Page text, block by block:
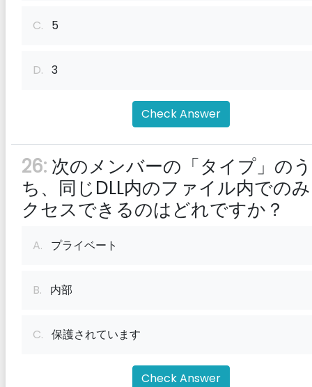
C. 5
D. 3
Check Answer
26: 次のメンバーの「タイプ」のう
ち、同じDLL内のファイル内での
クセスできるのはどれですか？
A. プライベート
B. 内部
C. 保護されています
Check Answer